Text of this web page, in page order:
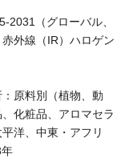
2031（グローバル、
外線（IR）ハロゲン
原料別（植物、動
化粧品、アロマセラ
洋、中東・アフリ